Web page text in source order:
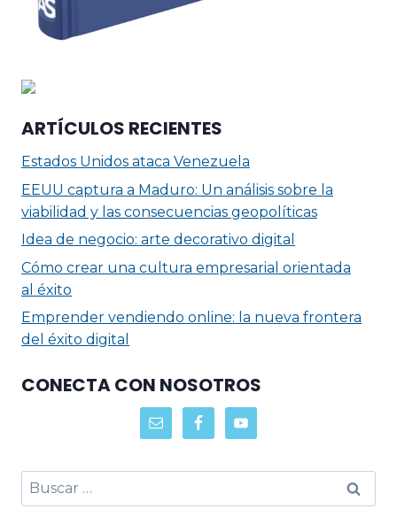
ARTÍCULOS RECIENTES
Estados Unidos ataca Venezuela
EEUU captura a Maduro: Un análisis sobre la
viabilidad y las consecuencias geopolíticas
Idea de negocio: arte decorativo digital
Cómo crear una cultura empresarial orientada
al éxito
Emprender vendiendo online: la nueva frontera
del éxito digital
CONECTA CON NOSOTROS